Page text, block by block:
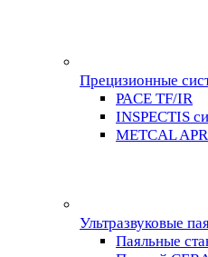
Прецизионные
PACE TF/IR
INSPECTIS
METCAL APR
Ультразвуковые
Паяльные